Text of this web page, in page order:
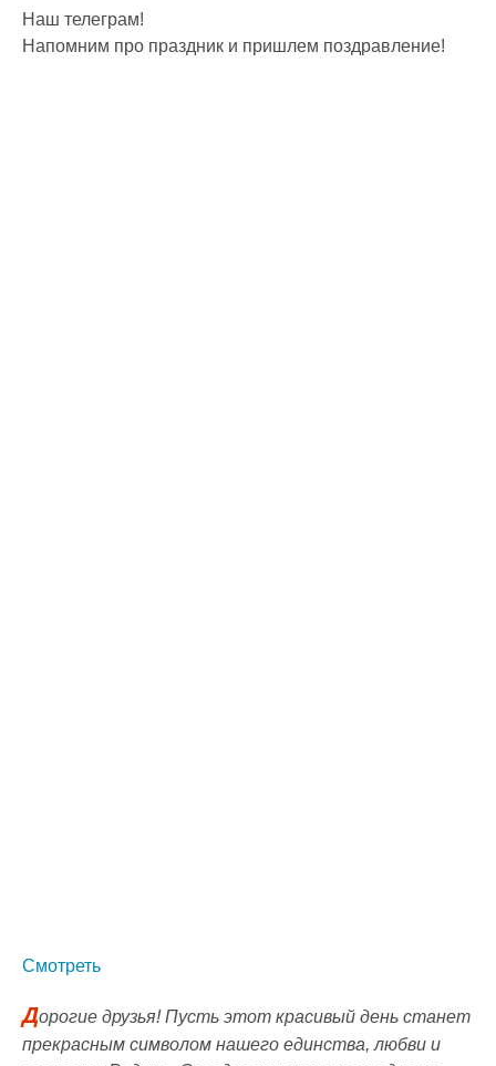
Наш телеграм!
Напомним про праздник и пришлем поздравление!
Смотреть
Дорогие друзья! Пусть этот красивый день станет
прекрасным символом нашего единства, любви и